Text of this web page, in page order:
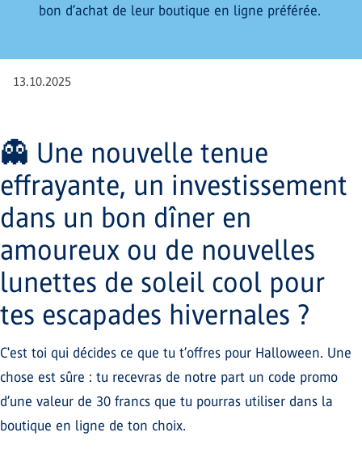
bon d’achat de leur boutique en ligne préférée.
13.10.2025
👻 Une nouvelle tenue
effrayante, un investissement
dans un bon dîner en
amoureux ou de nouvelles
lunettes de soleil cool pour
tes escapades hivernales ?
C'est toi qui décides ce que tu t’offres pour Halloween. Une
chose est sûre : tu recevras de notre part un code promo
d’une valeur de 30 francs que tu pourras utiliser dans la
boutique en ligne de ton choix.